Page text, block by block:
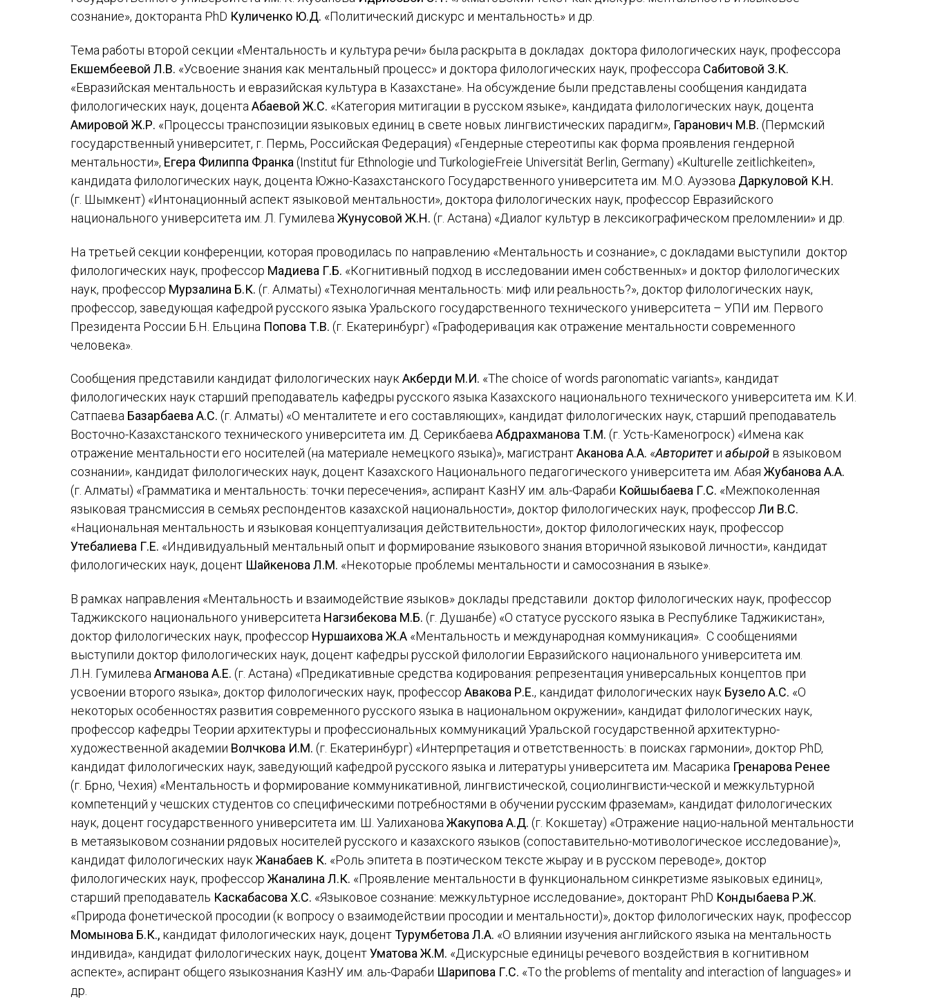
сознание», докторанта PhD Куличенко Ю.Д. «Политический дискурс и ментальность» и др.
Тема работы второй секции «Ментальность и культура речи» была раскрыта в докладах доктора филологических наук, профессора
Екшембеевой Л.В. «Усвоение знания как ментальный процесс» и доктора филологических наук, профессора Сабитовой З.К.
«Евразийская ментальность и евразийская культура в Казахстане». На обсуждение были представлены сообщения кандидата
филологических наук, доцента Абаевой Ж.С. «Категория митигации в русском языке», кандидата филологических наук, доцента
Амировой Ж.Р. «Процессы транспозиции языковых единиц в свете новых лингвистических парадигм», Гаранович М.В. (Пермский
государственный университет, г. Пермь, Российская Федерация) «Гендерные стереотипы как форма проявления гендерной
ментальности», Егера Филиппа Франка (Institut für Ethnologie und TurkologieFreie Universität Berlin, Germany) «Kulturelle zeitlichkeiten»,
кандидата филологических наук, доцента Южно-Казахстанского Государственного университета им. М.О. Ауэзова Даркуловой К.Н.
(г. Шымкент) «Интонационный аспект языковой ментальности», доктора филологических наук, профессор Евразийского
национального университета им. Л. Гумилева Жунусовой Ж.Н. (г. Астана) «Диалог культур в лексикографическом преломлении» и др.
На третьей секции конференции, которая проводилась по направлению «Ментальность и сознание», с докладами выступили доктор
филологических наук, профессор Мадиева Г.Б. «Когнитивный подход в исследовании имен собственных» и доктор филологических
наук, профессор Мурзалина Б.К. (г. Алматы) «Технологичная ментальность: миф или реальность?», доктор филологических наук,
профессор, заведующая кафедрой русского языка Уральского государственного технического университета – УПИ им. Первого
Президента России Б.Н. Ельцина Попова Т.В. (г. Екатеринбург) «Графодеривация как отражение ментальности современного
человека».
Сообщения представили кандидат филологических наук Акберди М.И. «The choice of words paronomatic variants», кандидат
филологических наук старший преподаватель кафедры русского языка Казахского национального технического университета им. К.И.
Сатпаева Базарбаева А.С. (г. Алматы) «О менталитете и его составляющих», кандидат филологических наук, старший преподаватель
Восточно-Казахстанского технического университета им. Д. Серикбаева Абдрахманова Т.М. (г. Усть-Каменогроск) «Имена как
отражение ментальности его носителей (на материале немецкого языка)», магистрантАканова А.А. «Авторитети абырой в языковом
сознании», кандидат филологических наук, доцент Казахского Национального педагогического университета им. Абая Жубанова А.А.
(г. Алматы) «Грамматика и ментальность: точки пересечения», аспирант КазНУ им. аль-Фараби Койшыбаева Г.С. «Межпоколенная
языковая трансмиссия в семьях респондентов казахской национальности», доктор филологических наук, профессор Ли В.С.
«Национальная ментальность и языковая концептуализация действительности», доктор филологических наук, профессор
Утебалиева Г.Е. «Индивидуальный ментальный опыт и формирование языкового знания вторичной языковой личности», кандидат
филологических наук, доцент Шайкенова Л.М. «Некоторые проблемы ментальности и самосознания в языке».
В рамках направления «Ментальность и взаимодействие языков» доклады представили доктор филологических наук, профессор
Таджикского национального университета Нагзибекова М.Б. (г. Душанбе) «О статусе русского языка в Республике Таджикистан»,
доктор филологических наук, профессор Нуршаихова Ж.А «Ментальность и международная коммуникация». С сообщениями
выступили доктор филологических наук, доцент кафедры русской филологии Евразийского национального университета им.
Л.Н. Гумилева Агманова А.Е. (г. Астана) «Предикативные средства кодирования: репрезентация универсальных концептов при
усвоении второго языка», доктор филологических наук, профессор Авакова Р.Е., кандидат филологических наук Бузело А.С. «О
некоторых особенностях развития современного русского языка в национальном окружении», кандидат филологических наук,
профессор кафедры Теории архитектуры и профессиональных коммуникаций Уральской государственной архитектурно-
художественной академии Волчкова И.М. (г. Екатеринбург) «Интерпретация и ответственность: в поисках гармонии», доктор PhD,
кандидат филологических наук, заведующий кафедрой русского языка и литературы университета им. Масарика Гренарова Ренее
(г. Брно, Чехия) «Ментальность и формирование коммуникативной, лингвистической, социолингвисти-ческой и межкультурной
компетенций у чешских студентов со специфическими потребностями в обучении русским фраземам», кандидат филологических
наук, доцент государственного университета им. Ш. Уалиханова Жакупова А.Д. (г. Кокшетау) «Отражение нацио-нальной ментальности
в метаязыковом сознании рядовых носителей русского и казахского языков (сопоставительно-мотивологическое исследование)»,
кандидат филологических наук Жанабаев К. «Роль эпитета в поэтическом тексте жырау и в русском переводе», доктор
филологических наук, профессор Жаналина Л.К. «Проявление ментальности в функциональном синкретизме языковых единиц»,
старший преподаватель Каскабасова Х.С. «Языковое сознание: межкультурное исследование», докторант PhD Кондыбаева Р.Ж.
«Природа фонетической просодии (к вопросу о взаимодействии просодии и ментальности)», доктор филологических наук, профессор
Момынова Б.К., кандидат филологических наук, доцентТурумбетова Л.А. «О влиянии изучения английского языка на ментальность
индивида», кандидат филологических наук, доцентУматова Ж.М. «Дискурсные единицы речевого воздействия в когнитивном
аспекте», аспирант общего языкознания КазНУ им. аль-Фараби Шарипова Г.С. «Тo the problems of mentality and interaction of languages» и
др.
E-MAIL
СООБЩЕНИЕ
Отправить
E-MAIL
Подписаться